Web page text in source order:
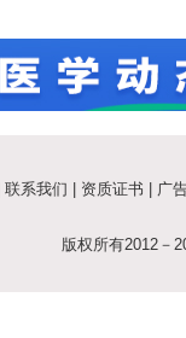
联系我们 资质证书 广
版权所有2012－